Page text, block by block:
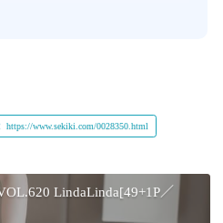
https://www.sekiki.com/0028350.html
LindaLinda[49+1P／